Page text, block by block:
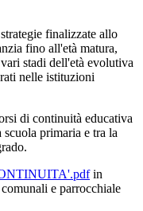
finalizzate allo
fino all'età matura,
stadi dell'età evolutiva
nelle istituzioni
di continuità educativa
primaria e tra la
in
e parrocchiale